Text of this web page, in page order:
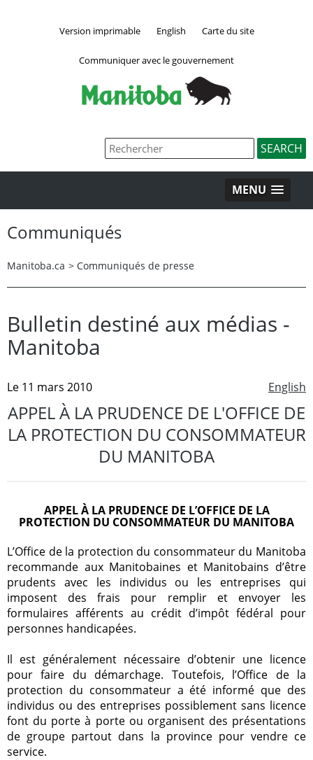
Version imprimable English Carte du site
Communiquer avec le gouvernement
MENU
Communiqués
Manitoba.ca > Communiqués de presse
Bulletin destiné aux médias -
Manitoba
English
Le 11 mars 2010
APPEL À LA PRUDENCE DE L'OFFICE DE
LA PROTECTION DU CONSOMMATEUR
DU MANITOBA
APPEL À LA PRUDENCE DE L’OFFICE DE LA
PROTECTION DU CONSOMMATEUR DU MANITOBA
L’Office de la protection du consommateur du Manitoba
recommande aux Manitobaines et Manitobains d’être
prudents avec les individus ou les entreprises qui
imposent des frais pour remplir et envoyer les
formulaires afférents au crédit d’impôt fédéral pour
personnes handicapées.
Il est généralement nécessaire d’obtenir une licence
pour faire du démarchage. Toutefois, l’Office de la
protection du consommateur a été informé que des
individus ou des entreprises possiblement sans licence
font du porte à porte ou organisent des présentations
de groupe partout dans la province pour vendre ce
service.